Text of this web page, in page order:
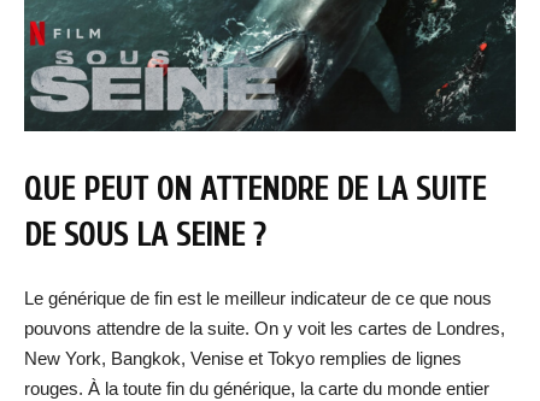
QUE PEUT ON ATTENDRE DE LA SUITE
DE SOUS LA SEINE ?
Le générique de fin est le meilleur indicateur de ce que nous
pouvons attendre de la suite. On y voit les cartes de Londres,
New York, Bangkok, Venise et Tokyo remplies de lignes
rouges. À la toute fin du générique, la carte du monde entier